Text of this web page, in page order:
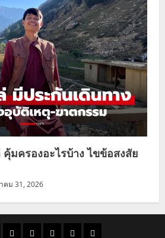
มครองอะไรบ้าง ไขข้อสงสัย
คม 31, 2026
ข่าว ข่าว ดูด ที่ ผู้ชาย